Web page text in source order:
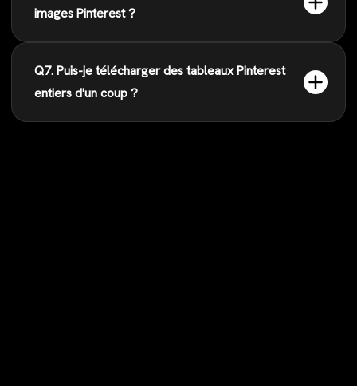
images Pinterest ?
Q7. Puis-je télécharger des tableaux Pinterest
entiers d'un coup ?